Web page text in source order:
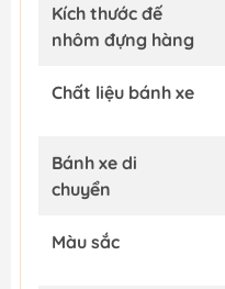
Kích thước đế
nhôm đựng hàng
Chất liệu bánh xe
Bánh xe di
chuyển
Màu sắc